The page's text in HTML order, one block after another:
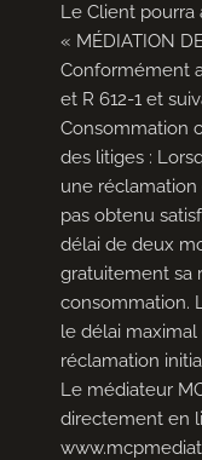
Le Client pourra
« MÉDIATION
Conformément
et R 612-1 et
Consommation
des litiges :
une réclamation
pas obtenu
délai de deux
gratuitement sa
consommation.
le délai maximal
réclamation
Le médiateur
directement en